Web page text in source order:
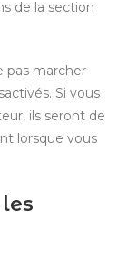
de la section
pas marcher
Si vous
ils seront de
lorsque vous